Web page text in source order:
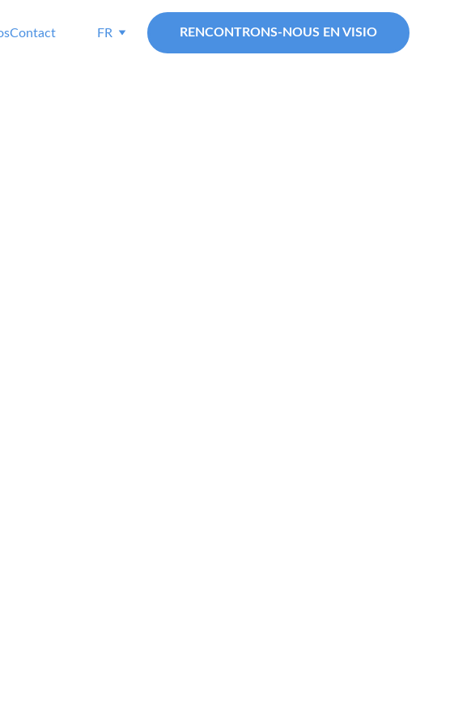
Contact FR RENCONTRONS-NOUS EN VISIO